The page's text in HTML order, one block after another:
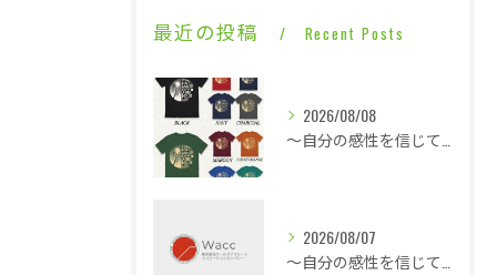
最近の投稿 Recent Posts
2026/08/08
～自分の感性を信じて言動し毎日1ミリ成長する～熱気と戦う修行僧・・・
2026/08/07
～自分の感性を信じて言動し毎日1ミリ成長する～休憩も多くこの暑さでも快適な平場・・・